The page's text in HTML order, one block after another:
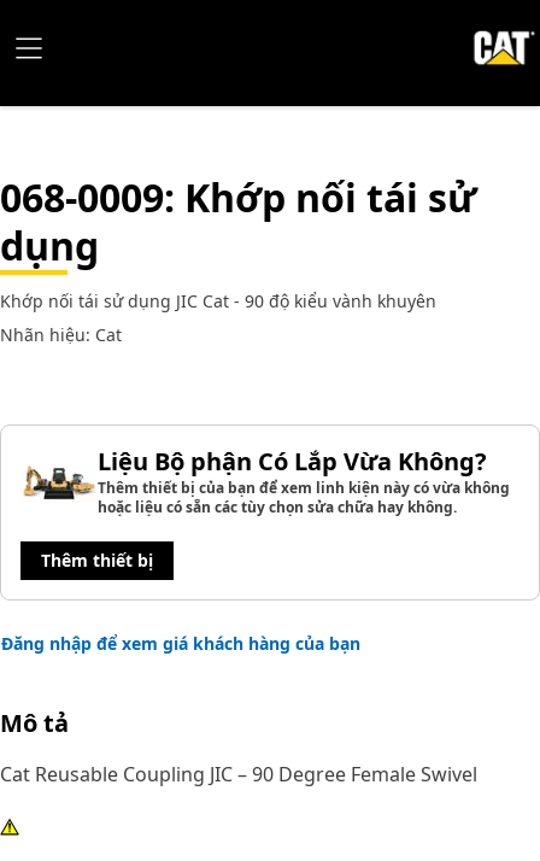
068-0009: Khớp nối tái sử
dụng
Khớp nối tái sử dụng JIC Cat - 90 độ kiểu vành khuyên
Nhãn hiệu: Cat
Liệu Bộ phận Có Lắp Vừa Không?
Thêm thiết bị của bạn để xem linh kiện này có vừa không
hoặc liệu có sẵn các tùy chọn sửa chữa hay không.
Thêm thiết bị
Đăng nhập để xem giá khách hàng của bạn
Mô tả
Cat Reusable Coupling JIC – 90 Degree Female Swivel